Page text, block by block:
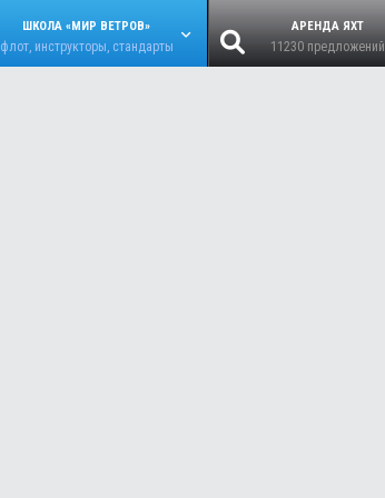
ШКОЛА «МИР ВЕТРОВ»
флот, инструкторы, стандарты
АРЕНДА ЯХТ
11230 предложений